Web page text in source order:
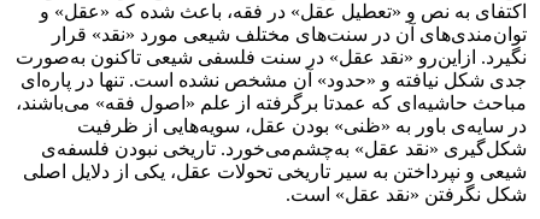
اکتفای به نص و «تعطیل عقل» در فقه، باعث شده که «عقل» و
توان‌مندی‌های آن در سنت‌های مختلف شیعی مورد «نقد» قرار
نگیرد. ازاین‌رو «نقد عقل» در سنت فلسفی شیعی تاکنون به‌صورت
جدی شکل نیافته و «حدود» آن مشخص نشده است. تنها در پاره‌ای
مباحث حاشیه‌ای که عمدتا برگرفته از علم «اصول فقه» می‌باشند،
در سایه‌ی باور به «ظنی» بودن عقل، سویه‌هایی از ظرفیت
شکل‌گیری «نقد عقل» به‌چشم‌می‌خورد. تاریخی نبودن فلسفه‌ی
شیعی و نپرداختن به سیر تاریخی تحولات عقل، یکی از دلایل اصلی
شکل نگرفتن «نقد عقل» است.